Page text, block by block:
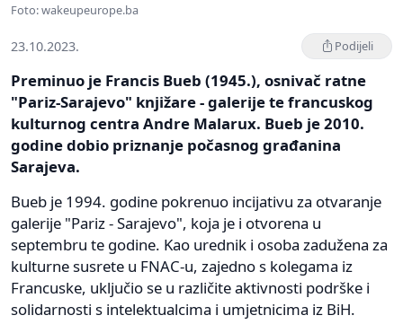
Foto: wakeupeurope.ba
23.10.2023. Podijeli
Preminuo je Francis Bueb (1945.), osnivač ratne
"Pariz-Sarajevo" knjižare - galerije te francuskog
kulturnog centra Andre Malarux. Bueb je 2010.
godine dobio priznanje počasnog građanina
Sarajeva.
Bueb je 1994. godine pokrenuo incijativu za otvaranje
galerije "Pariz - Sarajevo", koja je i otvorena u
septembru te godine. Kao urednik i osoba zadužena za
kulturne susrete u FNAC-u, zajedno s kolegama iz
Francuske, uključio se u različite aktivnosti podrške i
solidarnosti s intelektualcima i umjetnicima iz BiH.